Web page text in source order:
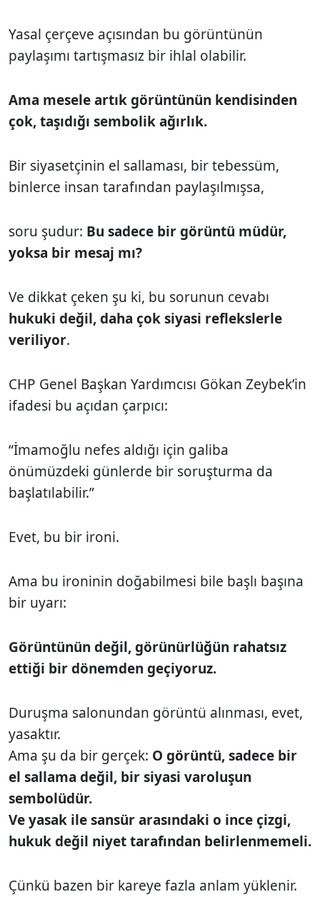
Yasal çerçeve açısından bu görüntünün
paylaşımı tartışmasız bir ihlal olabilir.
Ama mesele artık görüntünün kendisinden
çok, taşıdığı sembolik ağırlık.
Bir siyasetçinin el sallaması, bir tebessüm,
binlerce insan tarafından paylaşılmışsa,
soru şudur: Bu sadece bir görüntü müdür,
yoksa bir mesaj mı?
Ve dikkat çeken şu ki, bu sorunun cevabı
hukuki değil, daha çok siyasi reflekslerle
veriliyor.
CHP Genel Başkan Yardımcısı Gökan Zeybek’in
ifadesi bu açıdan çarpıcı:
“İmamoğlu nefes aldığı için galiba
önümüzdeki günlerde bir soruşturma da
başlatılabilir.”
Evet, bu bir ironi.
Ama bu ironinin doğabilmesi bile başlı başına
bir uyarı:
Görüntünün değil, görünürlüğün rahatsız
ettiği bir dönemden geçiyoruz.
Duruşma salonundan görüntü alınması, evet,
yasaktır.
Ama şu da bir gerçek: O görüntü, sadece bir
el sallama değil, bir siyasi varoluşun
sembolüdür.
Ve yasak ile sansür arasındaki o ince çizgi,
hukuk değil niyet tarafından belirlenmemeli.
Çünkü bazen bir kareye fazla anlam yüklenir.